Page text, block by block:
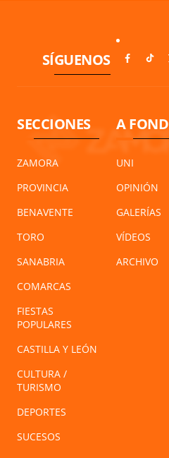
SÍGUENOS
SECCIONES
ZAMORA
PROVINCIA
BENAVENTE
TORO
SANABRIA
COMARCAS
FIESTAS
POPULARES
CASTILLA Y LEÓN
CULTURA /
TURISMO
DEPORTES
SUCESOS
A
UNI
OPINIÓN
GALERÍAS
VÍDEOS
ARCHIVO